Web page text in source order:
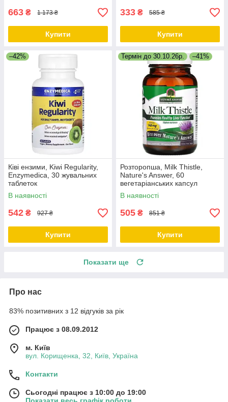
663 ₴ 1 173 ₴
Купити
333 ₴ 585 ₴
Купити
–42%
Ківі ензими, Kiwi Regularity,
Enzymedica, 30 жувальних
таблеток
В наявності
542 ₴ 927 ₴
Купити
Термін до 30.10.26р. –41%
Розторопша, Milk Thistle,
Nature's Answer, 60
вегетаріанських капсул
В наявності
505 ₴ 851 ₴
Купити
Показати ще
Про нас
83% позитивних з 12 відгуків за рік
Працює з 08.09.2012
м. Київ
вул. Корищенка, 32, Київ, Україна
Контакти
Сьогодні працює з 10:00 до 19:00